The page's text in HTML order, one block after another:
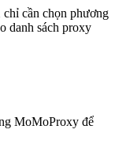
cần chọn phương
danh sách proxy
MoMoProxy để